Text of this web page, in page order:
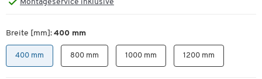
Montageservice inklusive
Breite [mm]: 400 mm
400 mm 800 mm 1000 mm 1200 mm